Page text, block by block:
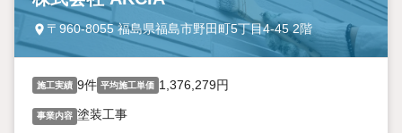
〒960-8055 福島県福島市野田町5丁目4-45 2階
施工実績 9件 平均施工単価 1,376,279円
事業内容 塗装工事